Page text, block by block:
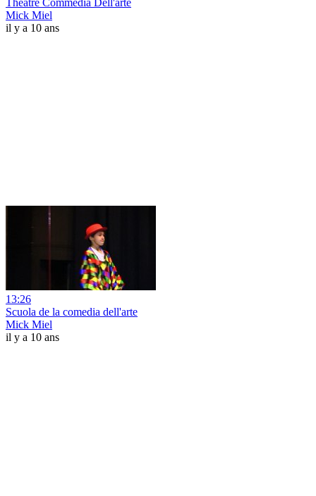
Théâtre Commedia Dell'arte
Mick Miel
il y a 10 ans
13:26
Scuola de la comedia dell'arte
Mick Miel
il y a 10 ans